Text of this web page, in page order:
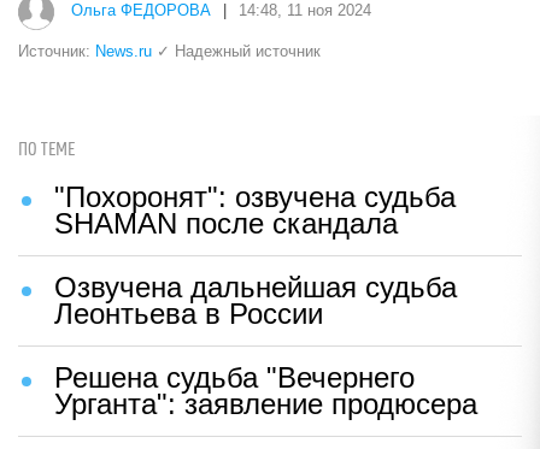
Ольга ФЕДОРОВА 14:48, 11 ноя 2024
Источник: News.ru ✓ Надежный источник
ПО ТЕМЕ
"Похоронят": озвучена судьба
SHAMAN после скандала
Озвучена дальнейшая судьба
Леонтьева в России
Решена судьба "Вечернего
Урганта": заявление продюсера